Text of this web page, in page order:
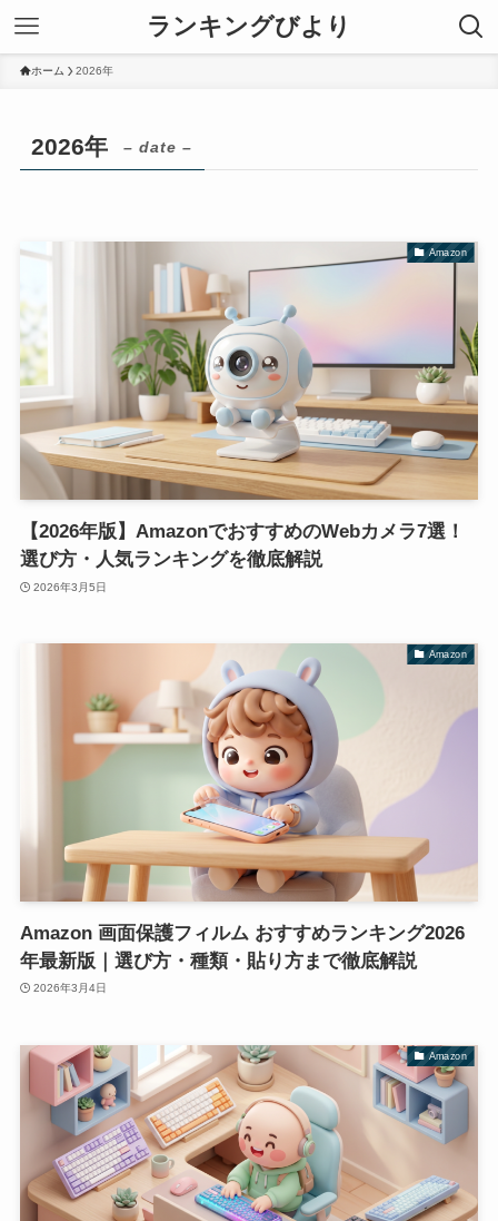
ランキングびより
ホーム 2026年
2026年 – date –
Amazon
【2026年版】AmazonでおすすめのWebカメラ7選！
選び方・人気ランキングを徹底解説
2026年3月5日
Amazon
Amazon 画面保護フィルム おすすめランキング2026
年最新版｜選び方・種類・貼り方まで徹底解説
2026年3月4日
Amazon